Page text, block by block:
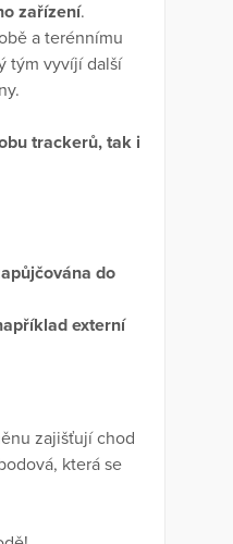
zařízení.
a terénnímu
tým vyvíjí další
trackerů, tak i
do
externí
zajišťují chod
která se